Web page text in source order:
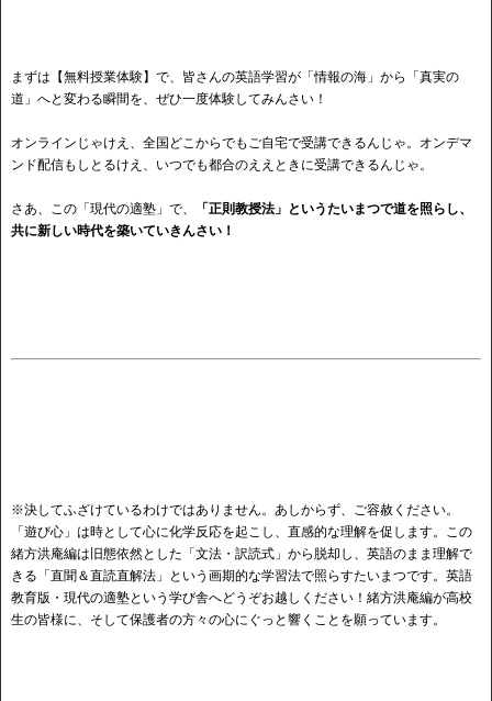
まずは【無料授業体験】で、皆さんの英語学習が「情報の海」から「真実の
道」へと変わる瞬間を、ぜひ一度体験してみんさい！
オンラインじゃけえ、全国どこからでもご自宅で受講できるんじゃ。オンデマ
ンド配信もしとるけえ、いつでも都合のええときに受講できるんじゃ。
さあ、この「現代の適塾」で、
「正則教授法」というたいまつで道を照らし、
共に新しい時代を築いていきんさい！
※決してふざけているわけではありません。あしからず、ご容赦ください。
「遊び心」は時として心に化学反応を起こし、直感的な理解を促します。この
緒方洪庵編は旧態依然とした「文法・訳読式」から脱却し、英語のまま理解で
きる「直聞＆直読直解法」という画期的な学習法で照らすたいまつです。英語
教育版・現代の適塾という学び舎へどうぞお越しください！緒方洪庵編が高校
生の皆様に、そして保護者の方々の心にぐっと響くことを願っています。